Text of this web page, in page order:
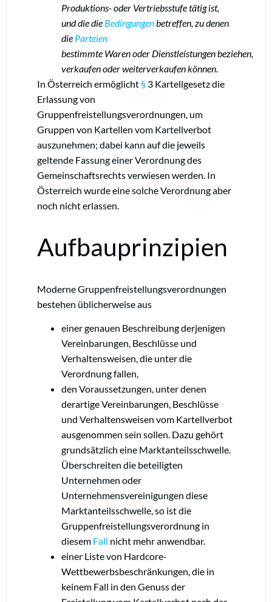
Produktions- oder Vertriebsstufe tätig ist,
und die die Bedingungenbetreffen, zu denen
die Parteien
bestimmte Waren oder Dienstleistungen beziehen,
verkaufen oder weiterverkaufen können.
In Österreich ermöglicht § 3 Kartellgesetz die
Erlassung von
Gruppenfreistellungsverordnungen, um
Gruppen von Kartellen vom Kartellverbot
auszunehmen; dabei kann auf die jeweils
geltende Fassung einer Verordnung des
Gemeinschaftsrechts verwiesen werden. In
Österreich wurde eine solche Verordnung aber
noch nicht erlassen.
Aufbauprinzipien
Moderne Gruppenfreistellungsverordnungen
bestehen üblicherweise aus
einer genauen Beschreibung derjenigen
Vereinbarungen, Beschlüsse und
Verhaltensweisen, die unter die
Verordnung fallen,
den Voraussetzungen, unter denen
derartige Vereinbarungen, Beschlüsse
und Verhaltensweisen vom Kartellverbot
ausgenommen sein sollen. Dazu gehört
grundsätzlich eine Marktanteilsschwelle.
Überschreiten die beteiligten
Unternehmen oder
Unternehmensvereinigungen diese
Marktanteilsschwelle, so ist die
Gruppenfreistellungsverordnung in
diesem Fall nicht mehr anwendbar.
einer Liste von Hardcore-
Wettbewerbsbeschränkungen, die in
keinem Fall in den Genuss der